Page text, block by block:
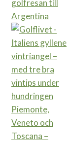
golfresan till
Argentina
Piemonte,
Veneto och
Toscana –